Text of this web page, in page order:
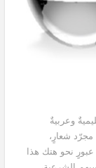
وعربيةٌ
شعارٍ،
نحو هتك هذا